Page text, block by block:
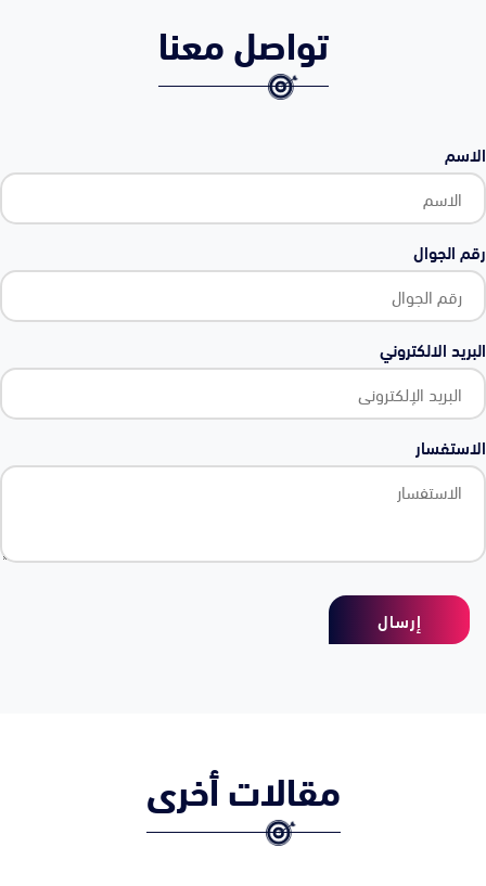
تواصل معنا
الاسم
رقم الجوال
البريد الالكتروني
الاستفسار
إرسال
مقالات أخرى